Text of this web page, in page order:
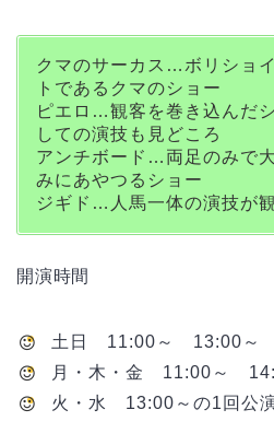
クマのサーカス…ボリショ
トであるクマのショー
ピエロ…観客を巻き込んだ
しての演技も見どころ
アンチボード…両足のみで
みにあやつるショー
ジギド…人馬一体の演技が
開演時間
土日 11:00～ 13:00～
月・木・金 11:00～
火・水 13:00～の1回公